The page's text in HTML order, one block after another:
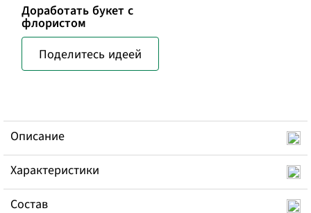
Доработать букет с
флористом
Поделитесь идеей
Описание
Характеристики
Состав